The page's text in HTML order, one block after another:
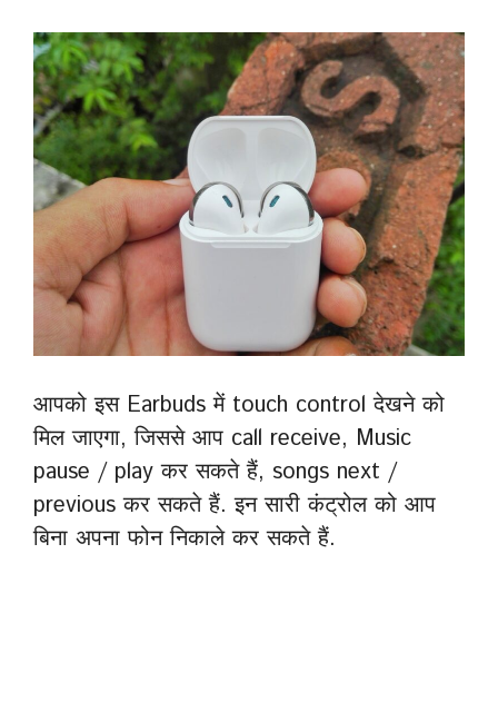
आपको इस Earbuds में touch control देखने को
मिल जाएगा, जिससे आप call receive, Music
pause / play कर सकते हैं, songs next /
previous कर सकते हैं. इन सारी कंट्रोल को आप
बिना अपना फोन निकाले कर सकते हैं.